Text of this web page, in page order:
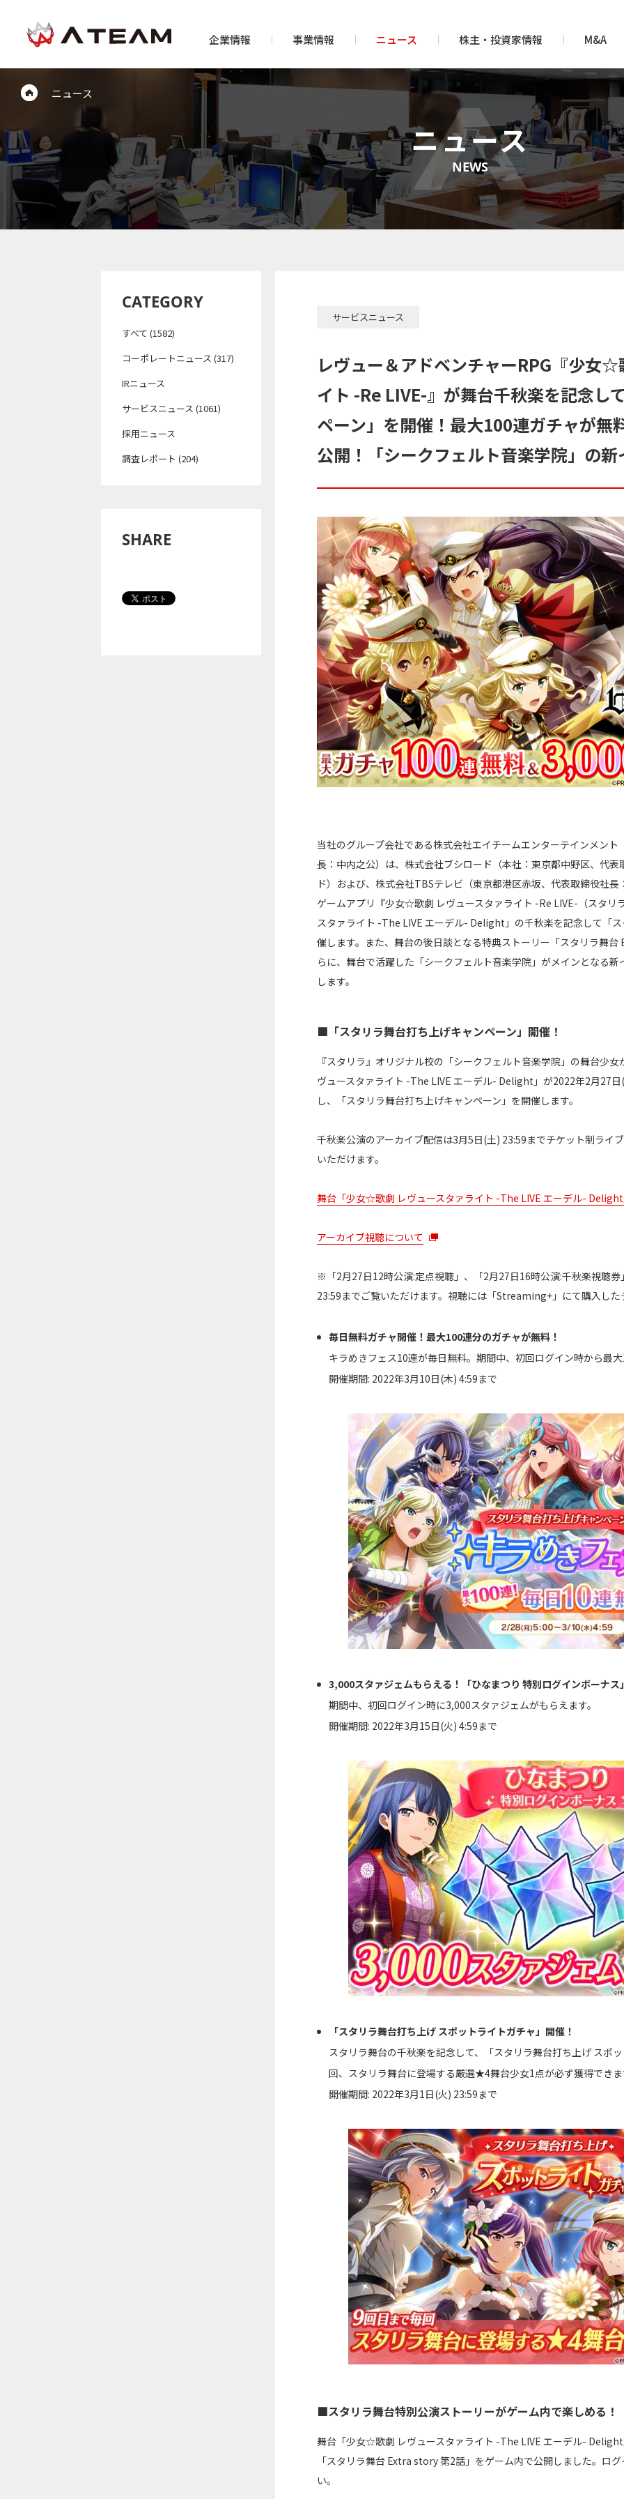
企業情報 事業情報 ニュース 株主・投資家情報 M&A
ニュース
ニュース
NEWS
CATEGORY
すべて (1582)
コーポレートニュース (317)
IRニュース
サービスニュース (1061)
採用ニュース
調査レポート (204)
SHARE
サービスニュース
レヴュー＆アドベンチャーRPG『少女
イト -Re LIVE-』が舞台千秋楽を記念し
ペーン」を開催！最大100連ガチャが無
公開！「シークフェルト音楽学院」の
当社のグループ会社である株式会社エイチームエンターテインメン
長：中内之公）は、株式会社ブシロード（本社：東京都中野区、代
ド）および、株式会社TBSテレビ（東京都港区赤坂、代表取締役社
ゲームアプリ『少女☆歌劇 レヴュースタァライト -Re LIVE-（スタ
スタァライト -The LIVE エーデル- Delight」の千秋楽を記念して「
催します。また、舞台の後日談となる特典ストーリー「スタリラ舞
らに、舞台で活躍した「シークフェルト音楽学院」がメインとなる
します。
■「スタリラ舞台打ち上げキャンペーン」開催！
『スタリラ』オリジナル校の「シークフェルト音楽学院」の舞台少
ヴュースタァライト -The LIVE エーデル- Delight」が2022年2月27
し、「スタリラ舞台打ち上げキャンペーン」を開催します。
千秋楽公演のアーカイブ配信は3月5日(土) 23:59までチケット制ラ
いただけます。
舞台「少女☆歌劇 レヴュースタァライト -The LIVE エーデル-
アーカイブ視聴について
※「2月27日12時公演:定点視聴」、「2月27日16時公演:千秋楽視聴
23:59までご覧いただけます。視聴には「Streaming+」にて購入した
毎日無料ガチャ開催！最大100連分のガチャが無料！
キラめきフェス10連が毎日無料。期間中、初回ログイン時から最
開催期間: 2022年3月10日(木) 4:59まで
3,000スタァジェムもらえる！「ひなまつり 特別ログインボーナス
期間中、初回ログイン時に3,000スタァジェムがもらえます。
開催期間: 2022年3月15日(火) 4:59まで
「スタリラ舞台打ち上げ スポットライトガチャ」開催！
スタリラ舞台の千秋楽を記念して、「スタリラ舞台打ち上げ スポ
回、スタリラ舞台に登場する厳選★4舞台少女1点が必ず獲得でき
開催期間: 2022年3月1日(火) 23:59まで
■スタリラ舞台特別公演ストーリーがゲーム内で楽しめる！
舞台「少女☆歌劇 レヴュースタァライト -The LIVE エーデル-
「スタリラ舞台 Extra story 第2話」をゲーム内で公開しました。ロ
い。